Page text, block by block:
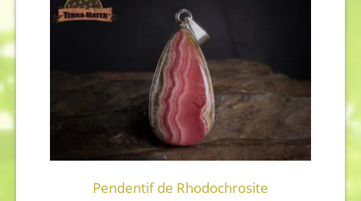
Pendentif de Rhodochrosite